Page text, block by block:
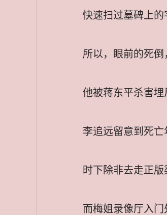
快速扫过墓碑上的
所以，眼前的死
他被蒋东平杀害埋
李追远留意到死亡
时下除非去走正
而梅姐录像厅入